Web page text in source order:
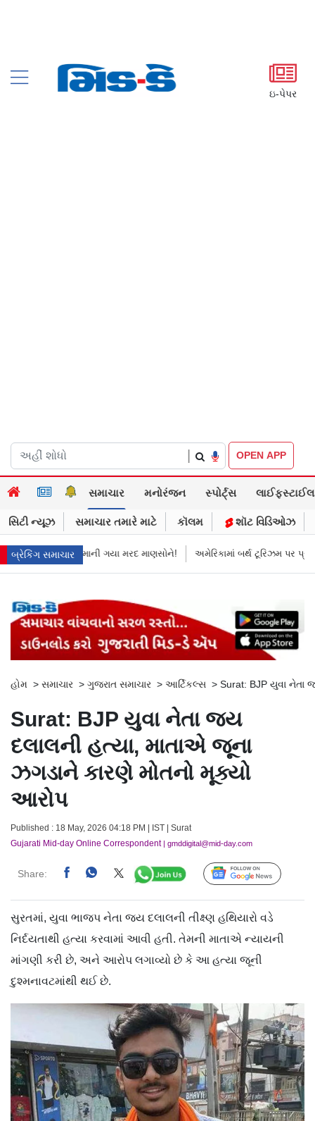
ઇ-પેપર
OPEN APP
સમાચાર મનોરંજન સ્પોર્ટ્સ લાઈફસ્ટાઈલ
સિટી ન્યૂઝ સમાચાર તમારે માટે કૉલમ શૉટ વિડિઓઝ
બ્રેકિંગ સમાચાર
માની ગયા મરદ માણસોને! અમેરિકામાં બર્થ ટૂરિઝમ પર પ્રતિબંધ મૂક્યો ડોનલ્ડ
હોમ > સમાચાર > ગુજરાત સમાચાર > આર્ટિકલ્સ > Surat: BJP યુવા નેતા
Surat: BJP યુવા નેતા જય
દલાલની હત્યા, માતાએ જૂના
ઝગડાને કારણે મોતનો મૂક્યો
આરોપ
Published : 18 May, 2026 04:18 PM | IST | Surat
Gujarati Mid-day Online Correspondent| gmddigital@mid-day.com
Share: Follow Us
સુરતમાં, યુવા ભાજપ નેતા જય દલાલની તીક્ષ્ણ હથિયારો વડે
નિર્દયતાથી હત્યા કરવામાં આવી હતી. તેમની માતાએ ન્યાયની
માંગણી કરી છે, અને આરોપ લગાવ્યો છે કે આ હત્યા જૂની
દુશ્મનાવટમાંથી થઈ છે.